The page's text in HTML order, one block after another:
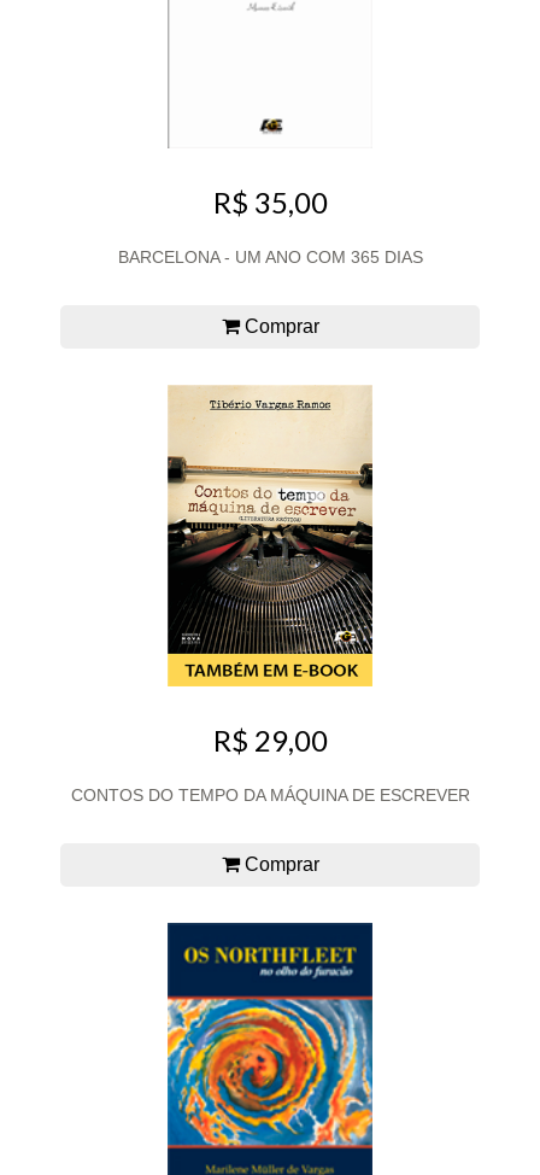
R$ 35,00
BARCELONA - UM ANO COM 365 DIAS
Comprar
R$ 29,00
CONTOS DO TEMPO DA MÁQUINA DE ESCREVER
Comprar